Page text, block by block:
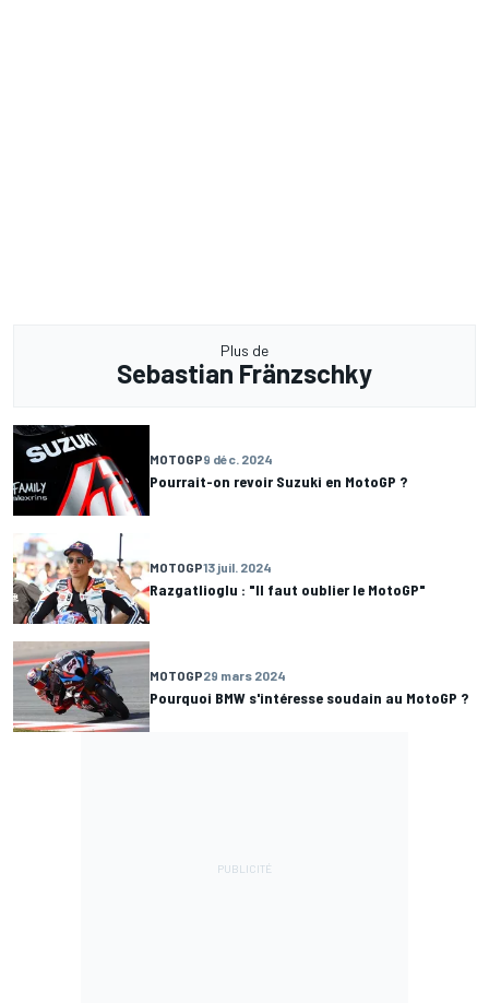
Plus de
Sebastian Fränzschky
MOTOGP9 déc. 2024
Pourrait-on revoir Suzuki en MotoGP ?
MOTOGP13 juil. 2024
Razgatlioglu : "Il faut oublier le MotoGP"
MOTOGP29 mars 2024
Pourquoi BMW s'intéresse soudain au MotoGP ?